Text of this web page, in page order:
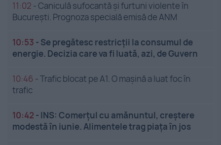
11:02 -Caniculă sufocantă și furtuni violente în
București. Prognoza specială emisă de ANM
10:53 - Se pregătesc restricții la consumul de
energie. Decizia care va fi luată, azi, de Guvern
10:46 -Trafic blocat pe A1. O mașină a luat foc în
trafic
10:42 - INS: Comerțul cu amănuntul, creștere
modestă în iunie. Alimentele trag piața în jos